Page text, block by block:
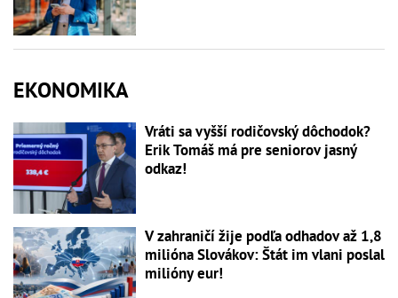
EKONOMIKA
Vráti sa vyšší rodičovský dôchodok?
Erik Tomáš má pre seniorov jasný
odkaz!
V zahraničí žije podľa odhadov až 1,8
milióna Slovákov: Štát im vlani poslal
milióny eur!